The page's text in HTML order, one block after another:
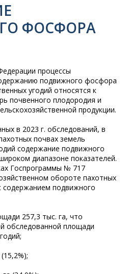
ФОСФОРА
процессы
подвижного фосфора
угодий относятся к
почвенного плодородия и
продукции.
в 2023 г. обследований, в
почвах земель
содержание подвижного
диапазоне показателей.
Госпрограммы № 717
обороте пахотных
подвижного
257,3 тыс. га, что
обследованной площади